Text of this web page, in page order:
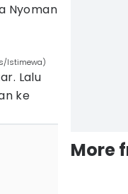
Nyoman
Istimewa)
Lalu
ke
More